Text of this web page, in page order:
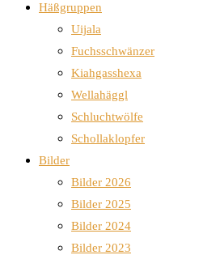
Häßgruppen
Uijala
Fuchsschwänzer
Kiahgasshexa
Wellahäggl
Schluchtwölfe
Schollaklopfer
Bilder
Bilder 2026
Bilder 2025
Bilder 2024
Bilder 2023